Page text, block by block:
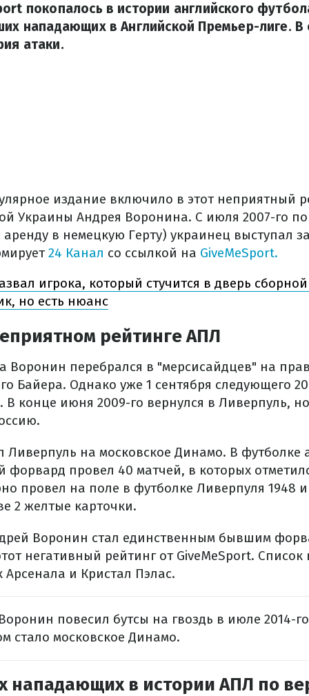
покопалось в истории английского
нападающих в Английской Премьер-лиге. В
атаки.
издание включило в этот неприятный
Украины Андрея Воронина. С июля 2007-го по
аренду в немецкую Герту) украинец выступал
24 Канал со ссылкой на GiveMeSport.
игрока, который стучится в дверь
но есть нюанс
рейтинге АПЛ
Воронин перебрался в "мерсисайдцев" на
Байера. Однако уже 1 сентября следующего
В конце июня 2009-го вернулся в Ливерпуль,
на московское Динамо. В футболке
форвард провел 40 матчей, в которых
провел на поле в футболке Ливерпуля 1948
2 желтые карточки.
Воронин стал единственным бывшим
негативный рейтинг от GiveMeSport. Список
Арсенала и Кристал Пэлас.
повесил бутсы на гвоздь в июле 2014-
стало московское Динамо.
нападающих в истории АПЛ по